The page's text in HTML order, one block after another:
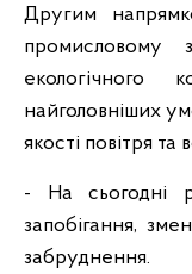
Другим
промисловому
найголовніших
якості повітря
- На сьогодні
запобігання,